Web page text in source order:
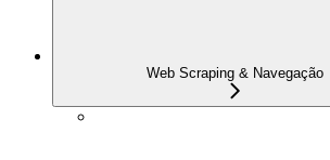
Web Scraping & Navegação